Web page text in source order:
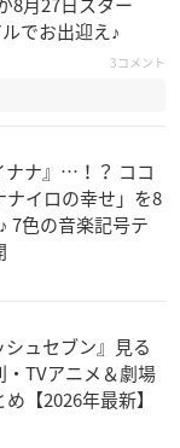
でお出迎え♪
3コメント
ナナ』…！？ ココ
ナイロの幸せ」を8
7色の音楽記号テ
シュセブン』見る
・TVアニメ＆劇場
【2026年最新】